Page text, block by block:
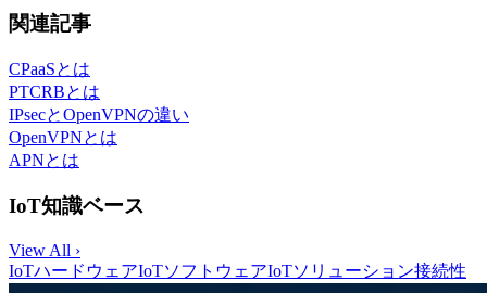
関連記事
CPaaSとは
PTCRBとは
IPsecとOpenVPNの違い
OpenVPNとは
APNとは
IoT知識ベース
View All ›
IoTハードウェアIoTソフトウェアIoTソリューション接続性